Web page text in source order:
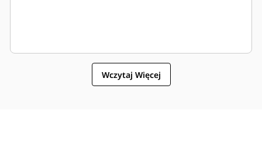
Wczytaj Więcej